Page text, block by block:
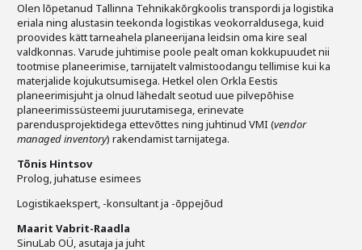
Olen lõpetanud Tallinna Tehnikakõrgkoolis transpordi ja logistika
eriala ning alustasin teekonda logistikas veokorraldusega, kuid
proovides kätt tarneahela planeerijana leidsin oma kire seal
valdkonnas. Varude juhtimise poole pealt oman kokkupuudet nii
tootmise planeerimise, tarnijatelt valmistoodangu tellimise kui ka
materjalide kojukutsumisega. Hetkel olen Orkla Eestis
planeerimisjuht ja olnud lähedalt seotud uue pilvepõhise
planeerimissüsteemi juurutamisega, erinevate
parendusprojektidega ettevõttes ning juhtinud VMI (vendor
managed inventory) rakendamist tarnijatega.
Tõnis Hintsov
Prolog, juhatuse esimees
Logistikaekspert, -konsultant ja -õppejõud
Maarit Vabrit-Raadla
SinuLab OÜ, asutaja ja juht